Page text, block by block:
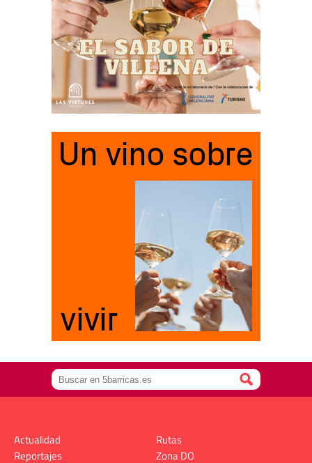
Actualidad
Reportajes
Rutas
Zona DO